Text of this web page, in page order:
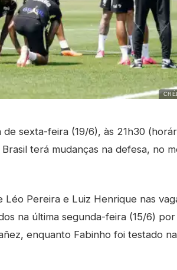
sexta-feira (19/6), às 21h30
terá mudanças na defesa, no
Léo Pereira e Luiz Henrique nas
na última segunda-feira (15/6)
enquanto Fabinho foi testado